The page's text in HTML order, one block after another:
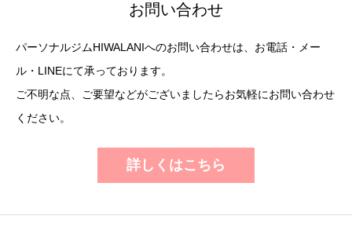
お問い合わせ
パーソナルジムHIWALANIへのお問い合わせは、お電話・メー
ル・LINEにて承っております。
ご不明な点、ご要望などがございましたらお気軽にお問い合わせ
ください。
詳しくはこちら